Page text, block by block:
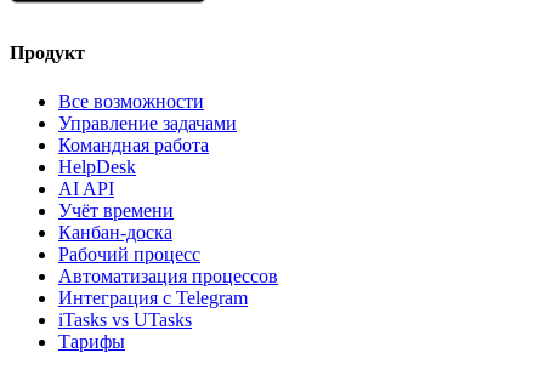
Продукт
Все возможности
Управление задачами
Командная работа
HelpDesk
AI API
Учёт времени
Канбан-доска
Рабочий процесс
Автоматизация процессов
Интеграция с Telegram
iTasks vs UTasks
Тарифы